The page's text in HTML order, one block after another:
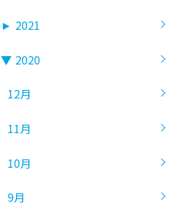
► 2021
▼ 2020
12月
11月
10月
9月